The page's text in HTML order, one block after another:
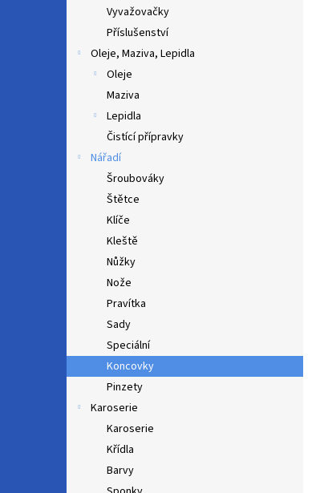
Vyvažovačky
Příslušenství
Oleje, Maziva, Lepidla
Oleje
Maziva
Lepidla
Čistící přípravky
Nářadí
Šroubováky
Štětce
Klíče
Kleště
Nůžky
Nože
Pravítka
Sady
Speciální
Koncovky
Pinzety
Karoserie
Karoserie
Křídla
Barvy